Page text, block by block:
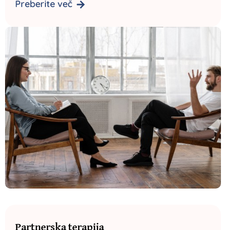
Preberite več
Partnerska terapija